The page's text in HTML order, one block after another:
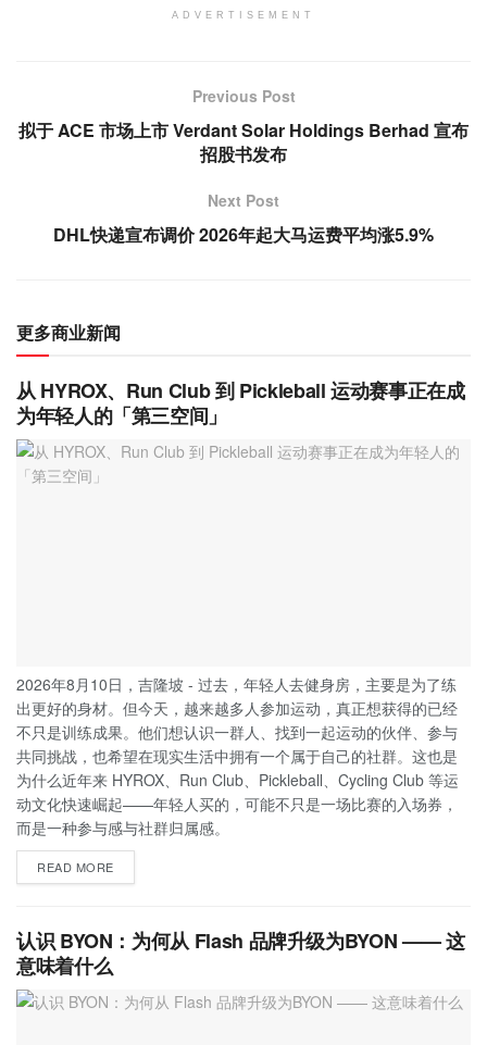
ADVERTISEMENT
Previous Post
拟于 ACE 市场上市 Verdant Solar Holdings Berhad 宣布
招股书发布
Next Post
DHL快递宣布调价 2026年起大马运费平均涨5.9%
更多商业新闻
从 HYROX、Run Club 到 Pickleball 运动赛事正在成
为年轻人的「第三空间」
2026年8月10日，吉隆坡 - 过去，年轻人去健身房，主要是为了练
出更好的身材。但今天，越来越多人参加运动，真正想获得的已经
不只是训练成果。他们想认识一群人、找到一起运动的伙伴、参与
共同挑战，也希望在现实生活中拥有一个属于自己的社群。这也是
为什么近年来 HYROX、Run Club、Pickleball、Cycling Club 等运
动文化快速崛起——年轻人买的，可能不只是一场比赛的入场券，
而是一种参与感与社群归属感。
READ MORE
认识 BYON：为何从 Flash 品牌升级为BYON —— 这
意味着什么